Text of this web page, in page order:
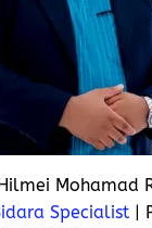
Mohamad
Specialist|